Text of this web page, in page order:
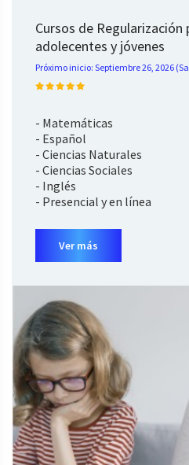
Cursos de Regularización
adolecentes y jóvenes
Próximo inicio: Septiembre 26, 2026
- Matemáticas
- Español
- Ciencias Naturales
- Ciencias Sociales
- Inglés
- Presencial y en línea
Ver más